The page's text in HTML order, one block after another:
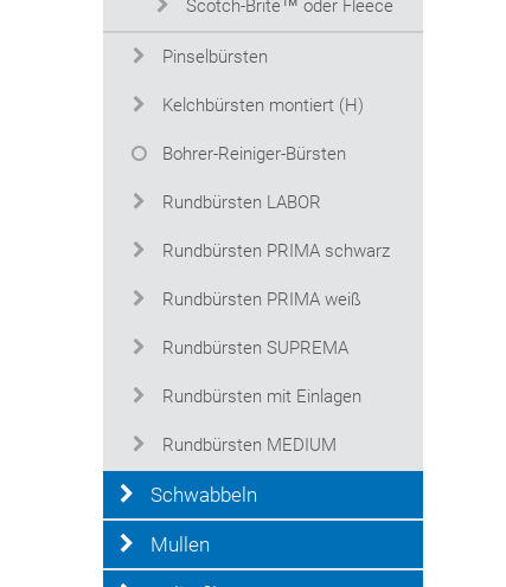
Scotch-Brite™ oder Fleece
Pinselbürsten
Kelchbürsten montiert (H)
Bohrer-Reiniger-Bürsten
Rundbürsten LABOR
Rundbürsten PRIMA schwarz
Rundbürsten PRIMA weiß
Rundbürsten SUPREMA
Rundbürsten mit Einlagen
Rundbürsten MEDIUM
Schwabbeln
Mullen